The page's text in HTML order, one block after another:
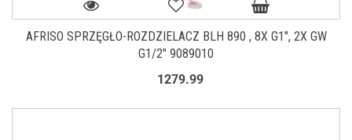
AFRISO SPRZĘGŁO-ROZDZIELACZ BLH 890 , 8X G1", 2X GW
G1/2" 9089010
1279.99